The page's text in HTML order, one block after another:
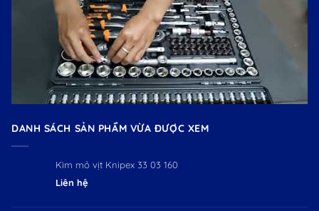
DANH SÁCH SẢN PHẨM VỪA ĐƯỢC XEM
Kìm mỏ vịt Knipex 33 03 160
Liên hệ